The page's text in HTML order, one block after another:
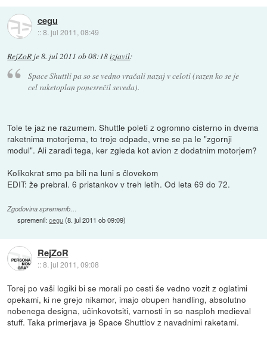
cegu
::8. jul 2011, 08:49
RejZoR je8. jul 2011 ob 08:18izjavil:
Space Shuttli pa so se vedno vračali nazaj v celoti (razen ko se je
cel raketoplan ponesrečil seveda).
Tole te jaz ne razumem. Shuttle poleti z ogromno cisterno in dvema
raketnima motorjema, to troje odpade, vrne se pa le "zgornji
modul". Ali zaradi tega, ker zgleda kot avion z dodatnim motorjem?
Kolikokrat smo pa bili na luni s človekom
EDIT: že prebral. 6 pristankov v treh letih. Od leta 69 do 72.
Zgodovina sprememb…
spremenil:cegu(8. jul 2011 ob 09:09)
RejZoR
::8. jul 2011, 09:08
Torej po vaši logiki bi se morali po cesti še vedno vozit z oglatimi
opekami, ki ne grejo nikamor, imajo obupen handling, absolutno
nobenega designa, učinkovotsiti, varnosti in so nasploh medieval
stuff. Taka primerjava je Space Shuttlov z navadnimi raketami.